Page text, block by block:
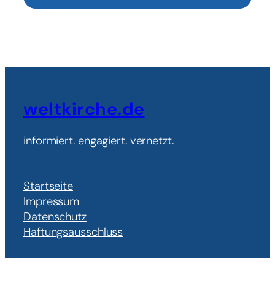
weltkirche.de
informiert. engagiert. vernetzt.
Startseite
Impressum
Datenschutz
Haftungsausschluss